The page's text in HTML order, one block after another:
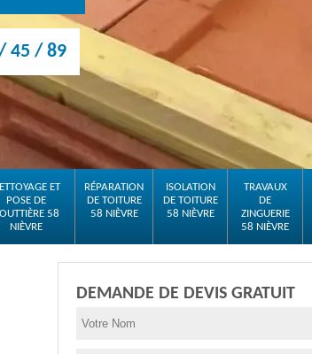
45 / 89
ET
POSE DE
58
NIÈVRE
RÉPARATION
DE TOITURE
58 NIÈVRE
ISOLATION
DE TOITURE
58 NIÈVRE
TRAVAUX
DE
ZINGUERIE
58 NIÈVRE
DEMANDE DE DEVIS GRATUIT